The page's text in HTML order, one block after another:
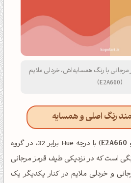
مرجانی با رنگ همسایه‌اش، خردلی ملایم
(E2A660)
رنگ اصلی و همسایه
E2A660) با درجه Hue برابر 32، در گروه
است که در نزدیکی طیف قرمز مرجانی
و خردلی ملایم در کنار یکدیگر یک